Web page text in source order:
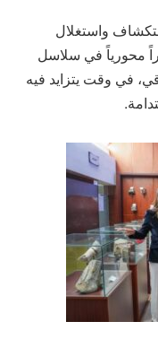
واستغلال
محورياً في سلاسل
في وقت يتزايد فيه